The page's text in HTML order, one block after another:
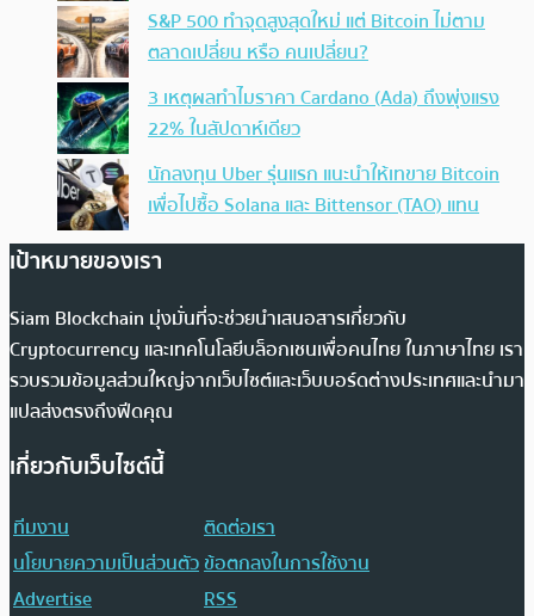
S&P 500 ทำจุดสูงสุดใหม่ แต่ Bitcoin ไม่ตาม
ตลาดเปลี่ยน หรือ คนเปลี่ยน?
3 เหตุผลทำไมราคา Cardano (Ada) ถึงพุ่งแรง
22% ในสัปดาห์เดียว
นักลงทุน Uber รุ่นแรก แนะนำให้เทขาย Bitcoin
เพื่อไปซื้อ Solana และ Bittensor (TAO) แทน
เป้าหมายของเรา
Siam Blockchain มุ่งมั่นที่จะช่วยนำเสนอสารเกี่ยวกับ
Cryptocurrency และเทคโนโลยีบล็อกเชนเพื่อคนไทย ในภาษาไทย เรา
รวบรวมข้อมูลส่วนใหญ่จากเว็บไซต์และเว็บบอร์ดต่างประเทศและนำมา
แปลส่งตรงถึงฟีดคุณ
เกี่ยวกับเว็บไซต์นี้
ทีมงาน
ติดต่อเรา
นโยบายความเป็นส่วนตัวข้อตกลงในการใช้งาน
Advertise
RSS